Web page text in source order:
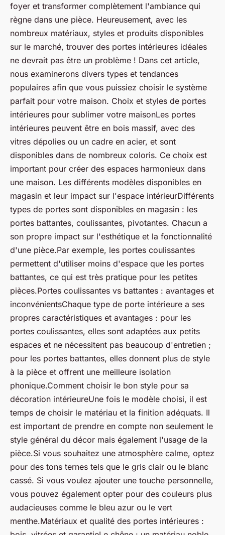
foyer et transformer complètement l'ambiance qui
règne dans une pièce. Heureusement, avec les
nombreux matériaux, styles et produits disponibles
sur le marché, trouver des portes intérieures idéales
ne devrait pas être un problème ! Dans cet article,
nous examinerons divers types et tendances
populaires afin que vous puissiez choisir le système
parfait pour votre maison. Choix et styles de portes
intérieures pour sublimer votre maisonLes portes
intérieures peuvent être en bois massif, avec des
vitres dépolies ou un cadre en acier, et sont
disponibles dans de nombreux coloris. Ce choix est
important pour créer des espaces harmonieux dans
une maison. Les différents modèles disponibles en
magasin et leur impact sur l'espace intérieurDifférents
types de portes sont disponibles en magasin : les
portes battantes, coulissantes, pivotantes. Chacun a
son propre impact sur l'esthétique et la fonctionnalité
d'une pièce.Par exemple, les portes coulissantes
permettent d'utiliser moins d'espace que les portes
battantes, ce qui est très pratique pour les petites
pièces.Portes coulissantes vs battantes : avantages et
inconvénientsChaque type de porte intérieure a ses
propres caractéristiques et avantages : pour les
portes coulissantes, elles sont adaptées aux petits
espaces et ne nécessitent pas beaucoup d'entretien ;
pour les portes battantes, elles donnent plus de style
à la pièce et offrent une meilleure isolation
phonique.Comment choisir le bon style pour sa
décoration intérieureUne fois le modèle choisi, il est
temps de choisir le matériau et la finition adéquats. Il
est important de prendre en compte non seulement le
style général du décor mais également l'usage de la
pièce.Si vous souhaitez une atmosphère calme, optez
pour des tons ternes tels que le gris clair ou le blanc
cassé. Si vous voulez ajouter une touche personnelle,
vous pouvez également opter pour des couleurs plus
audacieuses comme le bleu azur ou le vert
menthe.Matériaux et qualité des portes intérieures :